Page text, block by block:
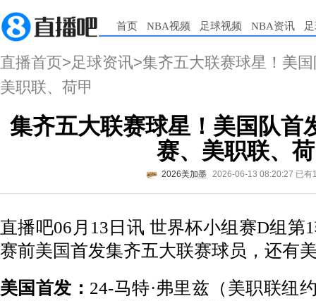
首页 NBA视频 足球视频 NBA资讯
直播首页>足球资讯>集齐五大联赛球星！美
美职联、荷甲
集齐五大联赛球星！美国队首
赛、美职联、
2026美加墨 2026-06-13 08:20:27 已有
直播吧06月13日讯 世界杯小组赛D组第
赛前美国首发集齐五大联赛球员，还有
美国首发： 24-马特·弗里兹（美职联纽